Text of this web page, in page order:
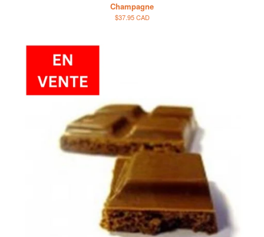
Champagne
$37.95 CAD